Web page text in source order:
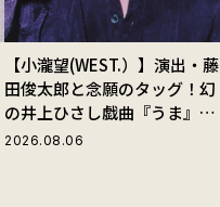
【小瀧望(WEST.）】演出・藤
田俊太郎と念願のタッグ！幻
の井上ひさし戯曲『うま』で
演じる“爽快な悪人”の魅力と
2026.08.06